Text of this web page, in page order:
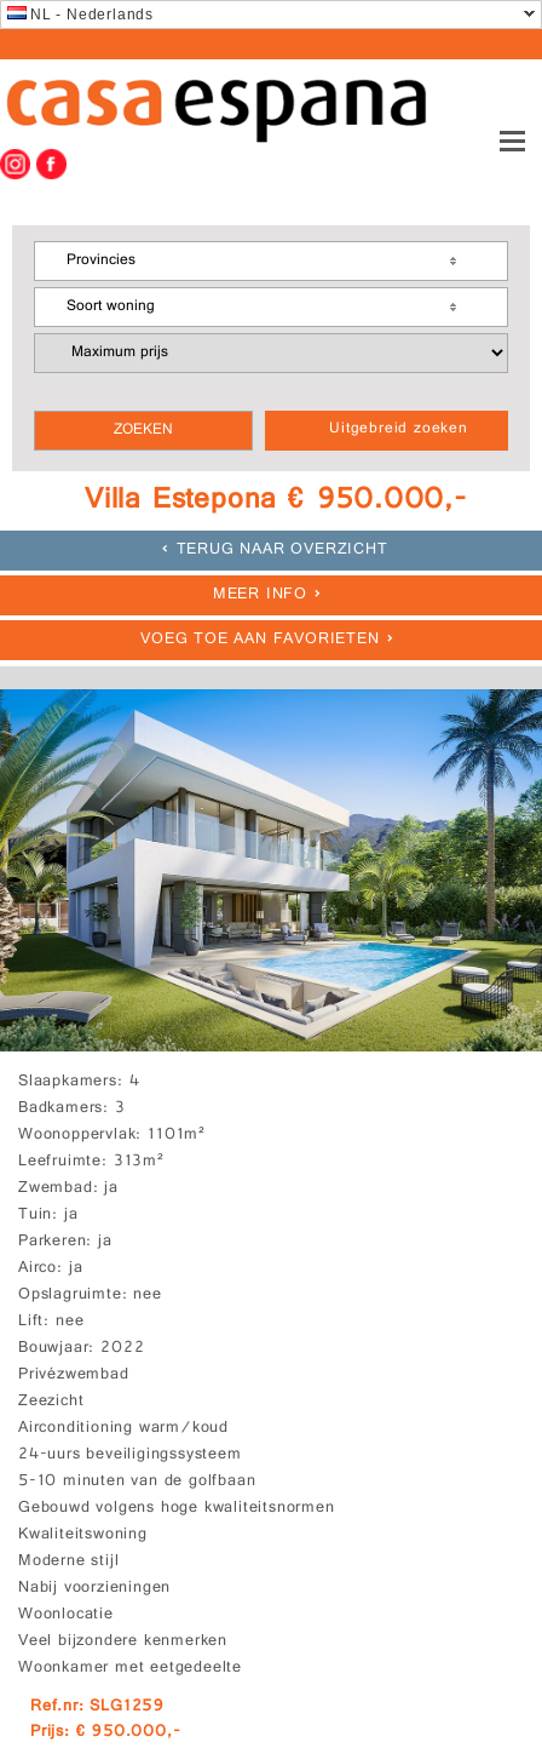
NL - Nederlands
Uitgebreid zoeken
Provincies
Soort woning
Villa Estepona € 950.000,-
TERUG NAAR OVERZICHT
MEER INFO
VOEG TOE AAN FAVORIETEN
Slaapkamers 4
Badkamers 3
Woonoppervlak 1101m²
Leefruimte 313m²
Zwembad ja
Tuin ja
Parkeren ja
Airco ja
Opslagruimte nee
Lift nee
Bouwjaar 2022
Privézwembad
Zeezicht
Airconditioning warm/koud
24-uurs beveiligingssysteem
5-10 minuten van de golfbaan
Gebouwd volgens hoge kwaliteitsnormen
Kwaliteitswoning
Moderne stijl
Nabij voorzieningen
Woonlocatie
Veel bijzondere kenmerken
Woonkamer met eetgedeelte
Ref.nr: SLG1259
Prijs: € 950.000,-